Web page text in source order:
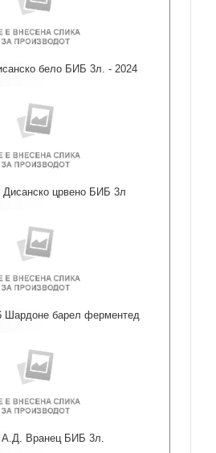
бело БИБ 3л. - 2024
црвено БИБ 3л
Шардоне барел ферментед
А.Д. Вранец БИБ 3л.